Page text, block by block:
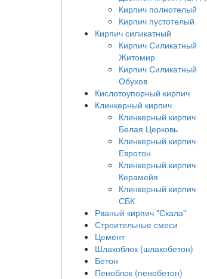
Кирпич полнотелый
Кирпич пустотелый
Кирпич силикатный
Кирпич Силикатный
Житомир
Кирпич Силикатный
Обухов
Кислотоупорный кирпич
Клинкерный кирпич
Клинкерный кирпич
Белая Церковь
Клинкерный кирпич
Евротон
Клинкерный кирпич
Керамейя
Клинкерный кирпич
СБК
Рваный кирпич "Скала"
Строительные смеси
Цемент
Шлакоблок (шлакобетон)
Бетон
Пеноблок (пенобетон)